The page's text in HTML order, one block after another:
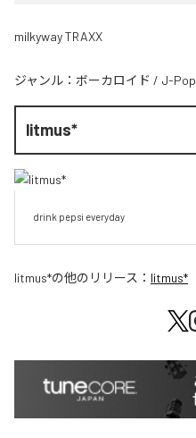
milkyway TRAXX
ジャンル： ボーカロイド / J-Pop
litmus*
drink pepsi everyday
litmus*の他のリリース： litmus*